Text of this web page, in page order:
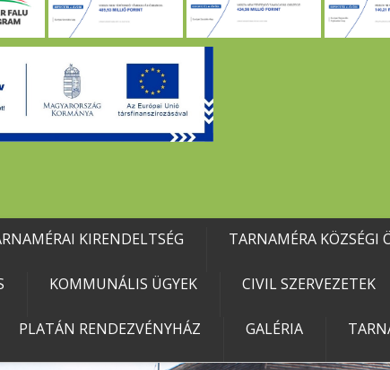
KIRENDELTSÉG TARNAMÉRA KÖZSÉGI
KOMMUNÁLIS ÜGYEK CIVIL SZERVEZETEK
PLATÁN RENDEZVÉNYHÁZ GALÉRIA